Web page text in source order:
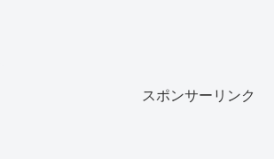
スポンサーリンク